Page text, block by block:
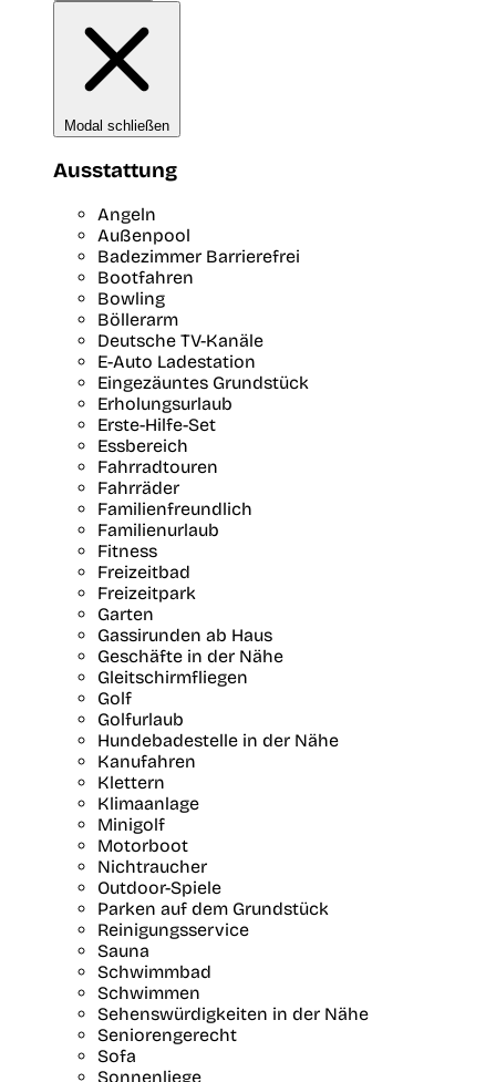
Modal schließen
Ausstattung
Angeln
Außenpool
Badezimmer Barrierefrei
Bootfahren
Bowling
Böllerarm
Deutsche TV-Kanäle
E-Auto Ladestation
Eingezäuntes Grundstück
Erholungsurlaub
Erste-Hilfe-Set
Essbereich
Fahrradtouren
Fahrräder
Familienfreundlich
Familienurlaub
Fitness
Freizeitbad
Freizeitpark
Garten
Gassirunden ab Haus
Geschäfte in der Nähe
Gleitschirmfliegen
Golf
Golfurlaub
Hundebadestelle in der Nähe
Kanufahren
Klettern
Klimaanlage
Minigolf
Motorboot
Nichtraucher
Outdoor-Spiele
Parken auf dem Grundstück
Reinigungsservice
Sauna
Schwimmbad
Schwimmen
Sehenswürdigkeiten in der Nähe
Seniorengerecht
Sofa
Sonnenliege